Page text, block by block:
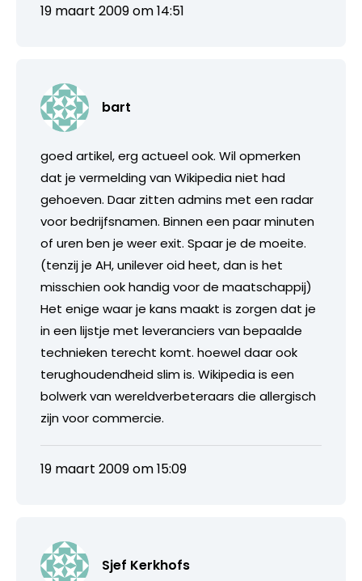
19 maart 2009 om 14:51
bart
goed artikel, erg actueel ook. Wil opmerken
dat je vermelding van Wikipedia niet had
gehoeven. Daar zitten admins met een radar
voor bedrijfsnamen. Binnen een paar minuten
of uren ben je weer exit. Spaar je de moeite.
(tenzij je AH, unilever oid heet, dan is het
misschien ook handig voor de maatschappij)
Het enige waar je kans maakt is zorgen dat je
in een lijstje met leveranciers van bepaalde
technieken terecht komt. hoewel daar ook
terughoudendheid slim is. Wikipedia is een
bolwerk van wereldverbeteraars die allergisch
zijn voor commercie.
19 maart 2009 om 15:09
Sjef Kerkhofs